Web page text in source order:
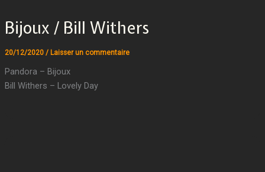
Bijoux / Bill Withers
20/12/2020 / Laisser un commentaire
Pandora – Bijoux
Bill Withers – Lovely Day